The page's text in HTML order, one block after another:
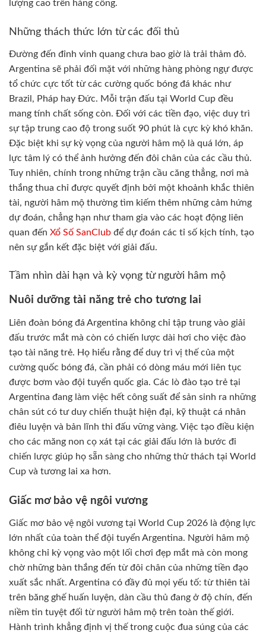
lượng cao trên hàng công.
Những thách thức lớn từ các đối thủ
Đường đến đỉnh vinh quang chưa bao giờ là trải thảm đỏ.
Argentina sẽ phải đối mặt với những hàng phòng ngự được
tổ chức cực tốt từ các cường quốc bóng đá khác như
Brazil, Pháp hay Đức. Mỗi trận đấu tại World Cup đều
mang tính chất sống còn. Đối với các tiền đạo, việc duy trì
sự tập trung cao độ trong suốt 90 phút là cực kỳ khó khăn.
Đặc biệt khi sự kỳ vọng của người hâm mộ là quá lớn, áp
lực tâm lý có thể ảnh hưởng đến đôi chân của các cầu thủ.
Tuy nhiên, chính trong những trận cầu căng thẳng, nơi mà
thắng thua chỉ được quyết định bởi một khoảnh khắc thiên
tài, người hâm mộ thường tìm kiếm thêm những cảm hứng
dự đoán, chẳng hạn như tham gia vào các hoạt động liên
quan đến Xổ Số SanClub để dự đoán các tỉ số kịch tính, tạo
nên sự gắn kết đặc biệt với giải đấu.
Tầm nhìn dài hạn và kỳ vọng từ người hâm mộ
Nuôi dưỡng tài năng trẻ cho tương lai
Liên đoàn bóng đá Argentina không chỉ tập trung vào giải
đấu trước mắt mà còn có chiến lược dài hơi cho việc đào
tạo tài năng trẻ. Họ hiểu rằng để duy trì vị thế của một
cường quốc bóng đá, cần phải có dòng máu mới liên tục
được bơm vào đội tuyển quốc gia. Các lò đào tạo trẻ tại
Argentina đang làm việc hết công suất để sản sinh ra những
chân sút có tư duy chiến thuật hiện đại, kỹ thuật cá nhân
điêu luyện và bản lĩnh thi đấu vững vàng. Việc tạo điều kiện
cho các măng non cọ xát tại các giải đấu lớn là bước đi
chiến lược giúp họ sẵn sàng cho những thử thách tại World
Cup và tương lai xa hơn.
Giấc mơ bảo vệ ngôi vương
Giấc mơ bảo vệ ngôi vương tại World Cup 2026 là động lực
lớn nhất của toàn thể đội tuyển Argentina. Người hâm mộ
không chỉ kỳ vọng vào một lối chơi đẹp mắt mà còn mong
chờ những bàn thắng đến từ đôi chân của những tiền đạo
xuất sắc nhất. Argentina có đầy đủ mọi yếu tố: từ thiên tài
trên băng ghế huấn luyện, dàn cầu thủ đang ở độ chín, đến
niềm tin tuyệt đối từ người hâm mộ trên toàn thế giới.
Hành trình khẳng định vị thế trong cuộc đua súng của các